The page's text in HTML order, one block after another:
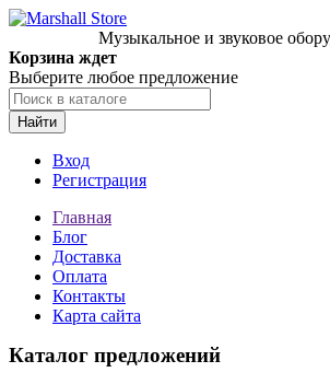
Музыкальное и звуковое
Корзина ждет
Выберите любое предложение
Найти
Вход
Регистрация
Главная
Блог
Доставка
Оплата
Контакты
Карта сайта
Каталог предложений